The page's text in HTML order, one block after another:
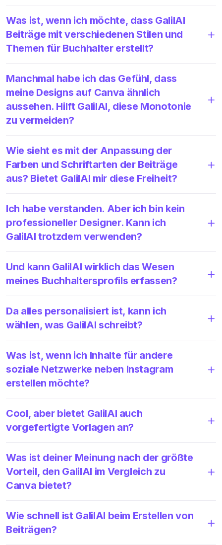
Was ist, wenn ich möchte, dass GalilAI
Beiträge mit verschiedenen Stilen und
Themen für Buchhalter erstellt?
Manchmal habe ich das Gefühl, dass
meine Designs auf Canva ähnlich
aussehen. Hilft GalilAI, diese Monotonie
zu vermeiden?
Wie sieht es mit der Anpassung der
Farben und Schriftarten der Beiträge
aus? Bietet GalilAI mir diese Freiheit?
Ich habe verstanden. Aber ich bin kein
professioneller Designer. Kann ich
GalilAI trotzdem verwenden?
Und kann GalilAI wirklich das Wesen
meines Buchhaltersprofils erfassen?
Da alles personalisiert ist, kann ich
wählen, was GalilAI schreibt?
Was ist, wenn ich Inhalte für andere
soziale Netzwerke neben Instagram
erstellen möchte?
Cool, aber bietet GalilAI auch
vorgefertigte Vorlagen an?
Was ist deiner Meinung nach der größte
Vorteil, den GalilAI im Vergleich zu
Canva bietet?
Wie schnell ist GalilAI beim Erstellen von
Beiträgen?